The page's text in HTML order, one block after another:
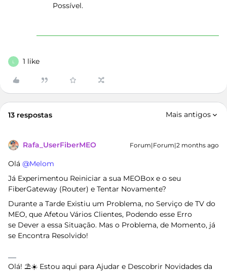
Possível.
L 1 like
13 respostas Mais antigos
Rafa_UserFiberMEO Forum|Forum|2 months ago
Olá ​ @Melom
Já Experimentou Reiniciar a sua MEOBox e o seu
FiberGateway (Router) e Tentar Novamente?
Durante a Tarde Existiu um Problema, no Serviço de TV do
MEO, que Afetou Vários Clientes, Podendo esse Erro
se Dever a essa Situação. Mas o Problema, de Momento, já
se Encontra Resolvido!
Olá! ⛱️☀️ Estou aqui para Ajudar e Descobrir Novidades da